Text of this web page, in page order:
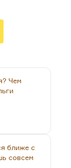
дочери
с
Чем
ближе с
совсем